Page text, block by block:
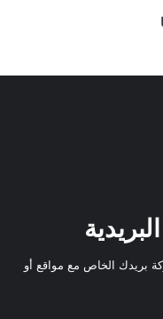
بريدك الخاص مع مواقع أو